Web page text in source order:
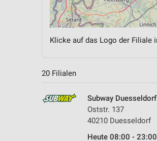
Klicke auf das Logo der Filiale
20 Filialen
Subway Duesseldorf
Oststr. 137
40210 Duesseldorf
Heute 08:00 -